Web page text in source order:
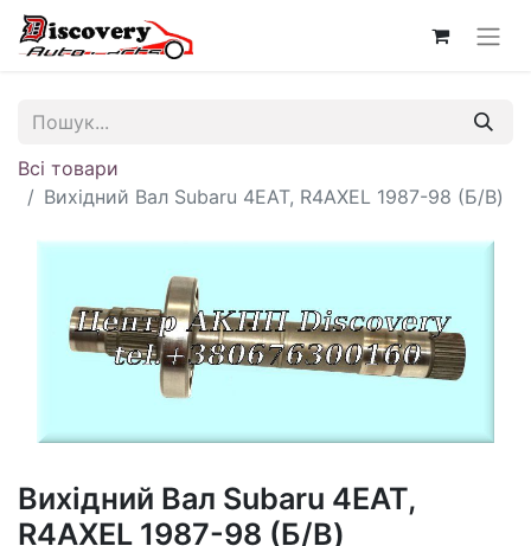
Всі товари
Вихідний Вал Subaru 4EAT, R4AXEL 1987-98 (Б/В)
Вихідний Вал Subaru 4EAT,
R4AXEL 1987-98 (Б/В)